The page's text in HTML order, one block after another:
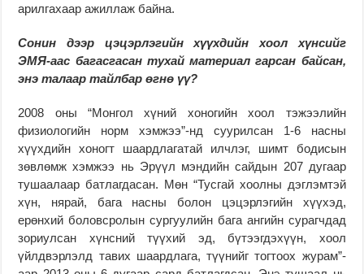
арилгахаар ажиллаж байна.
Сонин дээр цэцэрлэгийн хүүхдийн хоол хүнсийг
ЭМЯ-аас багасгасан тухай материал гарсан байсан,
энэ талаар тайлбар өгнө үү?
2008 оны “Монгол хүний хоногийн хоол тэжээлийн
физиологийн норм хэмжээ”-нд суурилсан 1-6 насны
хүүхдийн хоногт шаардлагатай илчлэг, шимт бодисын
зөвлөмж хэмжээ нь Эрүүл мэндийн сайдын 207 дугаар
тушаалаар батлагдасан. Мөн “Тусгай хоолны дэглэмтэй
хүн, нярай, бага насны болон цэцэрлэгийн хүүхэд,
ерөнхий боловсролын сургуулийн бага ангийн сурагчдад
зориулсан хүнсний түүхий эд, бүтээгдэхүүн, хоол
үйлдвэрлэлд тавих шаардлага, түүнийг тогтоох журам”-